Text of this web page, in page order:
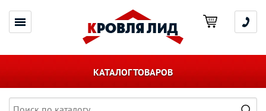
КАТАЛОГ ТОВАРОВ